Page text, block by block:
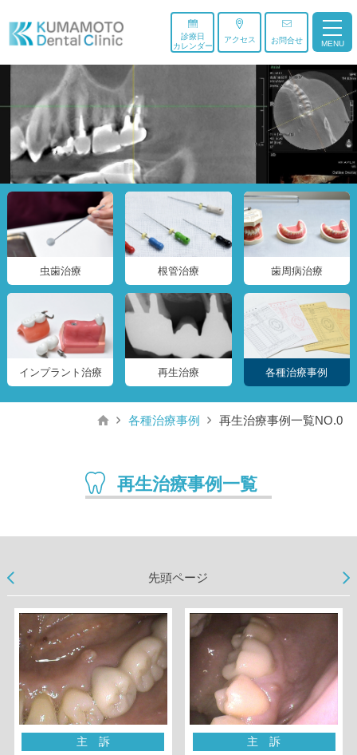
診療日
カレンダー
アクセス お問合せ MENU
虫歯治療 根管治療 歯周病治療
インプラント治療 再生治療 各種治療事例
各種治療事例 再生治療事例一覧NO.0
再生治療事例一覧
先頭ページ
主 訴
主 訴